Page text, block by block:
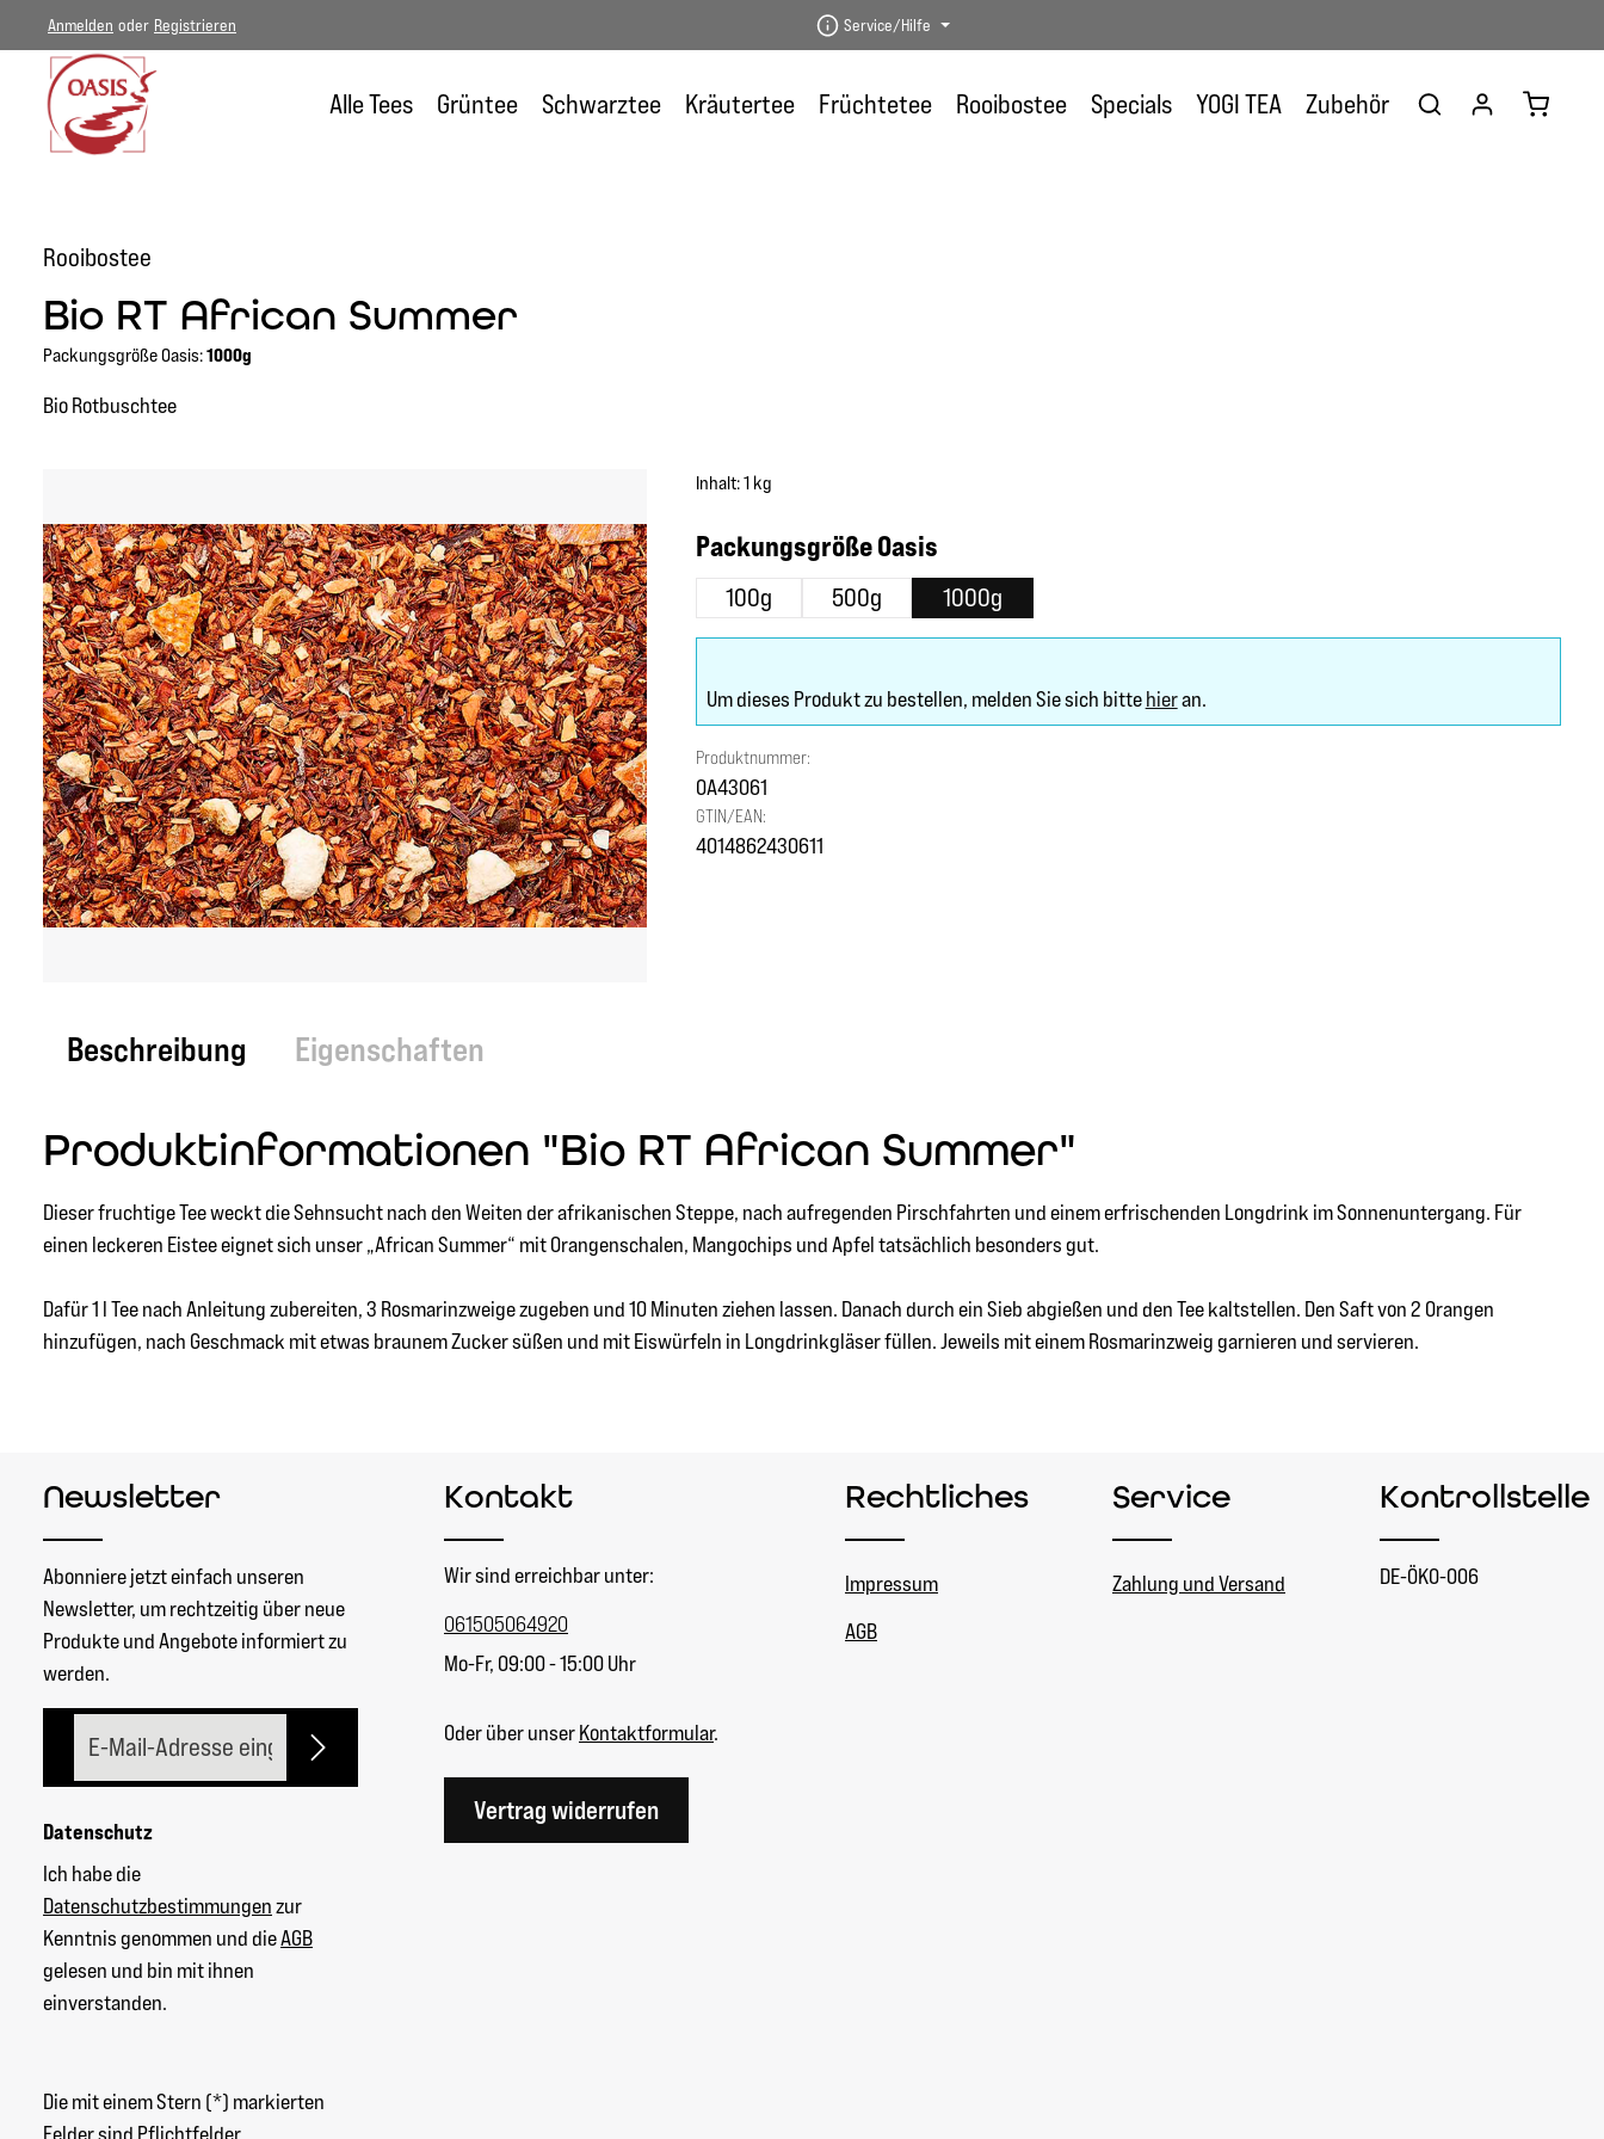
Hauptinhalt springen
Zur Hauptnavigation springen
Anmelden oder Registrieren Service/Hilfe
Alle Tees Grüntee Schwarztee Kräutertee Früchtetee Rooibostee Specials YOGI TEA Zubehör
Rooibostee
Bio RT African Summer
Packungsgröße Oasis:1000g
Bio Rotbuschtee
Inhalt:1 kg
Packungsgröße Oasisauswählen
100g 500g 1000g
Um dieses Produkt zu bestellen, melden Sie sich bittehieran.
Produktnummer:
OA43061
GTIN/EAN:
4014862430611
Beschreibung Eigenschaften
Produktinformationen "Bio RT African Summer"
Dieser fruchtige Tee weckt die Sehnsucht nach den Weiten der afrikanischen Steppe, nach aufregenden Pirschfahrten und einem erfrischenden Longdrink im Sonnenuntergang. Für
einen leckeren Eistee eignet sich unser „African Summer“ mit Orangenschalen, Mangochips und Apfel tatsächlich besonders gut.
Dafür 1 l Tee nach Anleitung zubereiten, 3 Rosmarinzweige zugeben und 10 Minuten ziehen lassen. Danach durch ein Sieb abgießen und den Tee kaltstellen. Den Saft von 2 Orangen
hinzufügen, nach Geschmack mit etwas braunem Zucker süßen und mit Eiswürfeln in Longdrinkgläser füllen. Jeweils mit einem Rosmarinzweig garnieren und servieren.
Newsletter
Abonniere jetzt einfach unseren
Newsletter, um rechtzeitig über neue
Produkte und Angebote informiert zu
werden.
Datenschutz
Ich habe die
Datenschutzbestimmungenzur
Kenntnis genommen und dieAGB
gelesen und bin mit ihnen
einverstanden.
Die mit einem Stern (*) markierten
Felder sind Pflichtfelder.
Kontakt
Wir sind erreichbar unter:
061505064920
Mo-Fr, 09:00 - 15:00 Uhr
Oder über unserKontaktformular.
Vertrag widerrufen
Rechtliches
Impressum
AGB
Service
Zahlung und Versand
Kontrollstelle
DE-ÖKO-006